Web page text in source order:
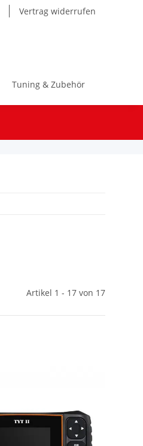
Vertrag widerrufen
Tuning & Zubehör
Artikel 1 - 17 von 17